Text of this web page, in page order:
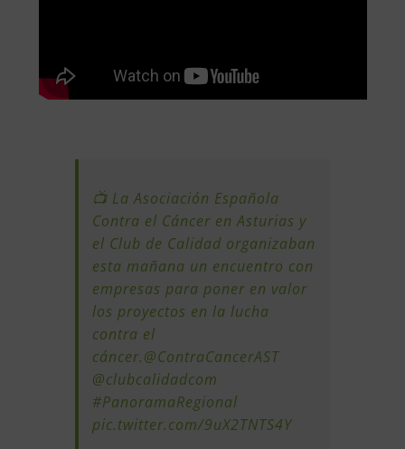
📺 La Asociación Española
Contra el Cáncer en Asturias y
el Club de Calidad organizaban
esta mañana un encuentro con
empresas para poner en valor
los proyectos en la lucha
contra el
cáncer.@ContraCancerAST
@clubcalidadcom
#PanoramaRegional
pic.twitter.com/9uX2TNTS4Y